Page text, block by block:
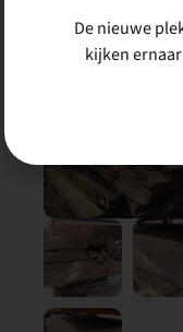
4 op voorraad
De nieuwe
kijken